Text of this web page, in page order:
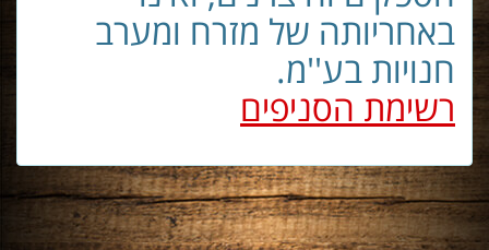
באחריותה של מזרח ומערב
חנויות בע''מ.
רשימת הסניפים